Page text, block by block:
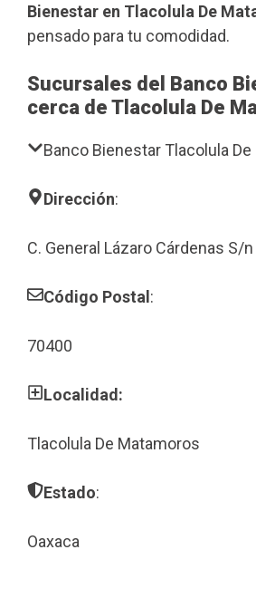
Bienestar en Tlacolula De
pensado para tu comodidad.
Sucursales del Banco
cerca de Tlacolula De
Banco Bienestar Tlacolula
Dirección:
C. General Lázaro Cárdenas S/
Código Postal:
70400
Localidad:
Tlacolula De Matamoros
Estado:
Oaxaca